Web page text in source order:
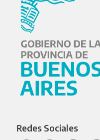
Redes Sociales